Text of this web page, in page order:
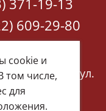
371-19-13
609-29-80
Екатеринбург, ул.
cookie и
том числе,
для